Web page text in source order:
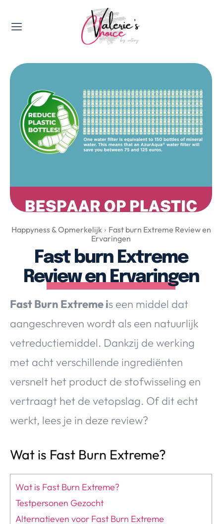
Valerie's Topics
Travel & Culture
Happyness & Opmerkelijk
Lifestyle, Sport & Duurzaamheid
Gadgets & Tech
Top 5 van Valerie
Nieuws & Media
Over Valerie
Over Valerie
De Top 5
Contact
VALERIE'S CHOICE
Food & Drinks Health & Beauty Gadgets
Huis & Tuin
Lifestyle
Happyness & Opmerkelijk
Fast burn Extreme Review en
Ervaringen
Fast burn Extreme
Review en Ervaringen
Fast Burn Extreme is een middel dat
aangeschreven wordt als een natuurlijk
vetreductiemiddel. Dankzij de werking
met acht verschillende ingrediënten
versnelt het product de stofwisseling en
vertraagt het de vetopslag. Of dit echt
werkt, lees je in deze review?
Wat is Fast Burn Extreme?
Wat is Fast Burn Extreme?
Testpersonen Gezocht
Alternatieven voor Fast Burn Extreme